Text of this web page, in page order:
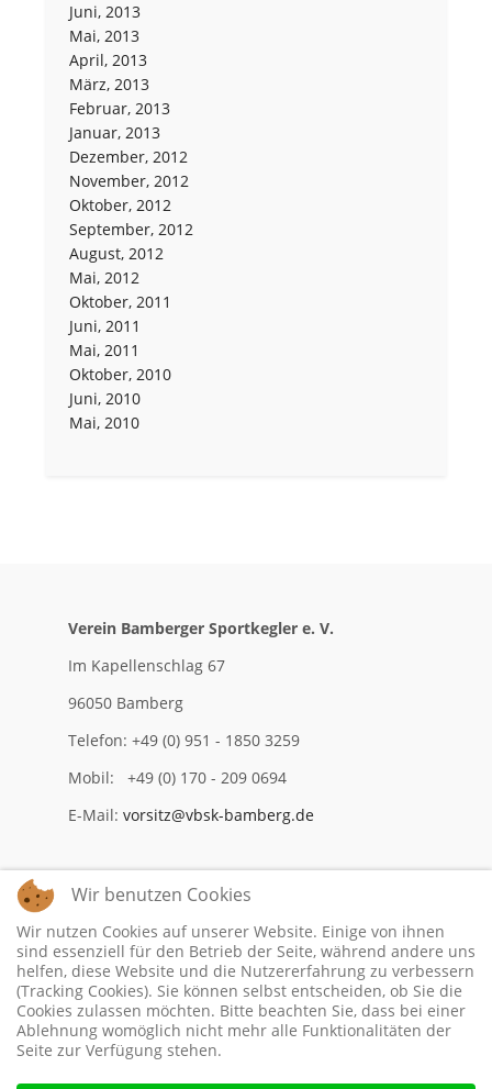
Juni, 2013
Mai, 2013
April, 2013
März, 2013
Februar, 2013
Januar, 2013
Dezember, 2012
November, 2012
Oktober, 2012
September, 2012
August, 2012
Mai, 2012
Oktober, 2011
Juni, 2011
Mai, 2011
Oktober, 2010
Juni, 2010
Mai, 2010
Verein Bamberger Sportkegler e. V.
Im Kapellenschlag 67
96050 Bamberg
Telefon: +49 (0) 951 - 1850 3259
Mobil: +49 (0) 170 - 209 0694
E-Mail: vorsitz@vbsk-bamberg.de
Impressum
Datenschutzerklärung
Wir benutzen Cookies
Wir nutzen Cookies auf unserer Website. Einige von ihnen
sind essenziell für den Betrieb der Seite, während andere uns
helfen, diese Website und die Nutzererfahrung zu verbessern
(Tracking Cookies). Sie können selbst entscheiden, ob Sie die
Cookies zulassen möchten. Bitte beachten Sie, dass bei einer
Ablehnung womöglich nicht mehr alle Funktionalitäten der
Seite zur Verfügung stehen.